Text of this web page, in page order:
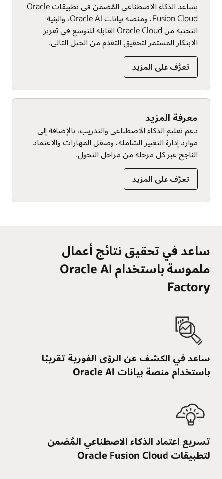
يساعد الذكاء الاصطناعي المُضمن في تطبيقات Oracle
Fusion Cloud، ومنصة بيانات Oracle AI، والبنية
التحتية من Oracle Cloud القابلة للتوسع في تعزيز
الابتكار المستمر لتحقيق التقدم من الجيل التالي.
تعرَّف على المزيد
معرفة المزيد
دعم تعليم الذكاء الاصطناعي والتدريب، بالإضافة إلى
موارد إدارة التغيير الشاملة، وصقل المهارات والاعتماد
الناجح عبر كل مرحلة من مراحل التحول.
تعرَّف على المزيد
ساعد في تحقيق نتائج أعمال
ملموسة باستخدام Oracle AI
Factory
ساعد في الكشف عن الرؤى الفورية تقريبًا
باستخدام منصة بيانات Oracle AI
تسريع اعتماد الذكاء الاصطناعي المُضمن
لتطبيقات Oracle Fusion Cloud